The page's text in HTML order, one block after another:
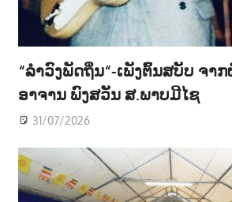
“ລຳວົງພັດຖິ່ນ“-ເພັງຕົ້ນສບັບ ຈາ
ອາຈານ ພົງສວັນ ສ.ພາບມີໄຊ
31/07/2026